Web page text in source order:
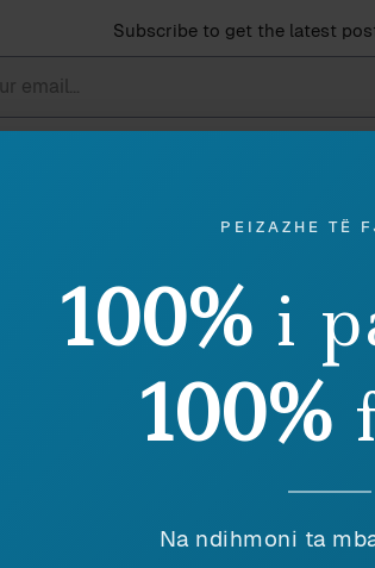
Subscribe to get the latest
në shenjë mirëkuptimi dhe
Ardian Vehbiu
Shkrimtari, publicisti dhe studiuesi i
Shqipërisë, është një nga themeluesit
PEIZAZHE TË
100% i
100%
Na ndihmoni ta